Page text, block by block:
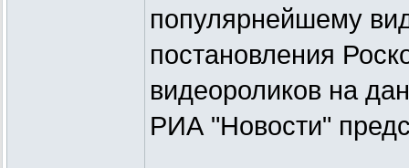
популярнейшему
постановления
видеороликов на
РИА "Новости"